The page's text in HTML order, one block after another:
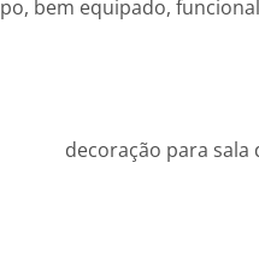
bem equipado,